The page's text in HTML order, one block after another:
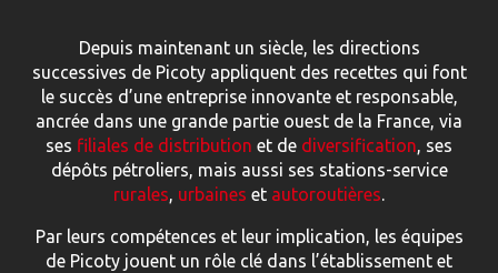
Depuis maintenant un siècle, les directions
successives de Picoty appliquent des recettes qui font
le succès d’une entreprise innovante et responsable,
ancrée dans une grande partie ouest de la France, via
ses filiales de distribution et de diversification, ses
dépôts pétroliers, mais aussi ses stations-service
rurales, urbaines et autoroutières.
Par leurs compétences et leur implication, les équipes
de Picoty jouent un rôle clé dans l’établissement et